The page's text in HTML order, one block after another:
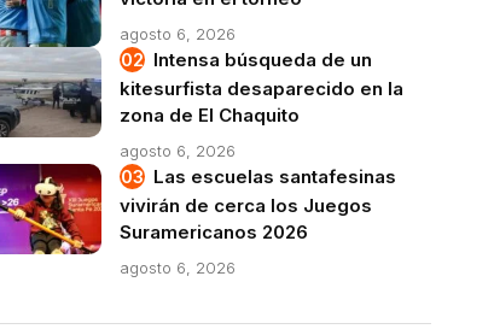
agosto 6, 2026
Intensa búsqueda de un
kitesurfista desaparecido en la
zona de El Chaquito
agosto 6, 2026
Las escuelas santafesinas
vivirán de cerca los Juegos
Suramericanos 2026
agosto 6, 2026